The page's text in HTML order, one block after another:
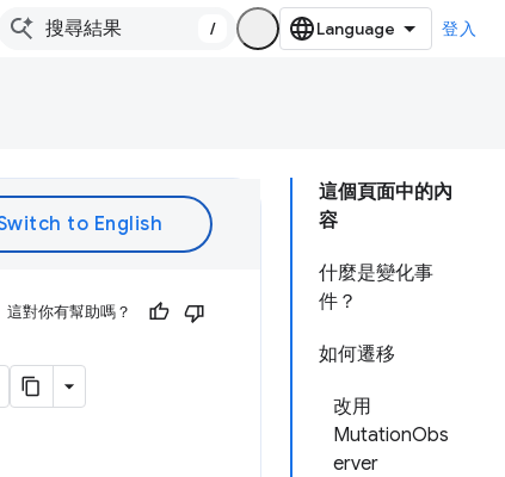
/ 登入
這個頁面中的內
容
什麼是變化事
件？
如何遷移
改用
MutationObs
erver
這對你有幫助嗎？